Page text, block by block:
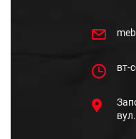
вт-